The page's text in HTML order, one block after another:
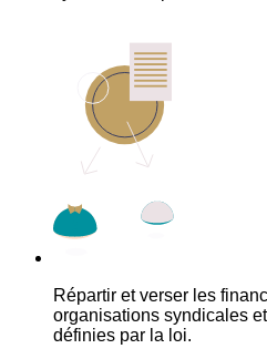
Répartir et verser les
organisations syndicales
définies par la loi.